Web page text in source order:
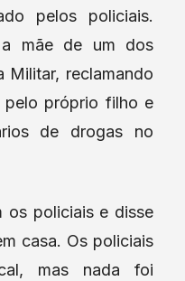
pelos policiais.
a mãe de um dos
Militar, reclamando
pelo próprio filho e
de drogas no
os policiais e disse
casa. Os policiais
mas nada foi